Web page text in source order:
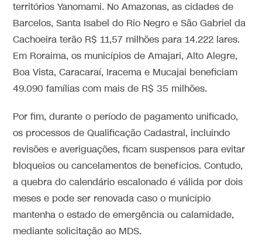
territórios Yanomami. No Amazonas, as cidades de
Barcelos, Santa Isabel do Rio Negro e São Gabriel da
Cachoeira terão R$ 11,57 milhões para 14.222 lares.
Em Roraima, os municípios de Amajari, Alto Alegre,
Boa Vista, Caracaraí, Iracema e Mucajai beneficiam
49.090 famílias com mais de R$ 35 milhões.
Por fim, durante o período de pagamento unificado,
os processos de Qualificação Cadastral, incluindo
revisões e averiguações, ficam suspensos para evitar
bloqueios ou cancelamentos de benefícios. Contudo,
a quebra do calendário escalonado é válida por dois
meses e pode ser renovada caso o município
mantenha o estado de emergência ou calamidade,
mediante solicitação ao MDS.